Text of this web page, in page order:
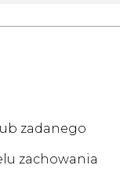
zadanego
zachowania